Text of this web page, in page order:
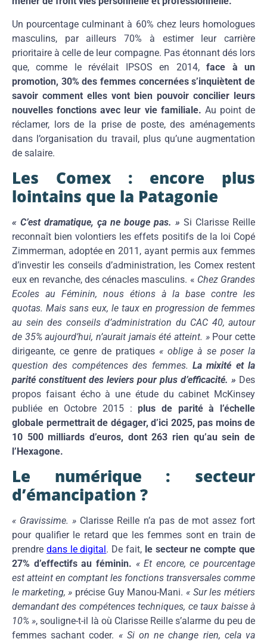
Un pourcentage culminant à 60% chez leurs homologues
masculins, par ailleurs 70% à estimer leur carrière
prioritaire à celle de leur compagne. Pas étonnant dés lors
que, comme le révélait IPSOS en 2014,face à un
promotion, 30% des femmes concernées s’inquiètent de
savoir comment elles vont bien pouvoir concilier leurs
nouvelles fonctions avec leur vie familiale. Au point de
réclamer, lors de la prise de poste, des aménagements
dans l’organisation du travail, plus qu’une augmentation
de salaire.
Les Comex : encore plus
lointains que la Patagonie
« C’est dramatique, ça ne bouge pas. » Si Clarisse Reille
reconnaît bien volontiers les effets positifs de la loi Copé
Zimmerman, adoptée en 2011, ayant permis aux femmes
d’investir les conseils d’administration, les Comex restent
eux en revanche, des cénacles masculins. « Chez Grandes
Ecoles au Féminin, nous étions à la base contre les
quotas. Mais sans eux, le taux en progression de femmes
au sein des conseils d’administration du CAC 40, autour
de 35% aujourd’hui, n’aurait jamais été atteint. »Pour cette
dirigeante, ce genre de pratiques « oblige à se poser la
question des compétences des femmes. La mixité et la
parité constituent des leviers pour plus d’efficacité. » Des
propos faisant écho à une étude du cabinet McKinsey
publiée en Octobre 2015 :plus de parité à l’échelle
globale permettrait de dégager, d’ici 2025, pas moins de
10 500 milliards d’euros, dont 263 rien qu’au sein de
l’Hexagone.
Le numérique : secteur
d’émancipation ?
« Gravissime. » Clarisse Reille n’a pas de mot assez fort
pour qualifier le retard que les femmes sont en train de
prendre dans le digital . De fait, le secteur ne compte que
27% d’effectifs au féminin. « Et encore, ce pourcentage
est atteint en comptant les fonctions transversales comme
le marketing, » précise Guy Manou-Mani.« Sur les métiers
demandant des compétences techniques, ce taux baisse à
10% », souligne-t-il là où Clarisse Reille s’alarme du peu de
femmes sachant coder. « Si on ne change rien, cela va